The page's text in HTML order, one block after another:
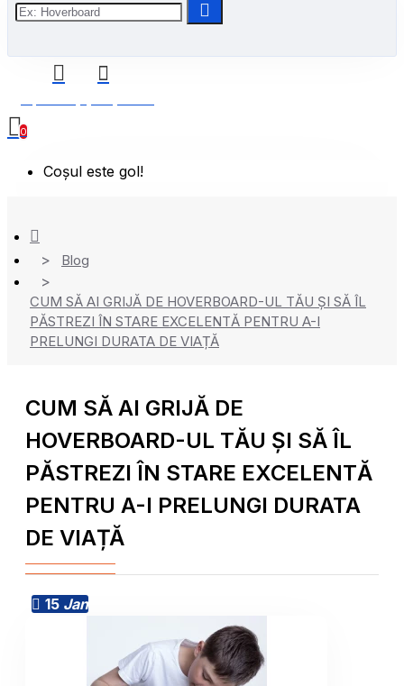
0
Coșul este gol!
Blog
CUM SĂ AI GRIJĂ DE HOVERBOARD-UL TĂU ȘI SĂ ÎL
PĂSTREZI ÎN STARE EXCELENTĂ PENTRU A-I
PRELUNGI DURATA DE VIAȚĂ
CUM SĂ AI GRIJĂ DE
HOVERBOARD-UL TĂU ȘI SĂ ÎL
PĂSTREZI ÎN STARE EXCELENTĂ
PENTRU A-I PRELUNGI DURATA
DE VIAȚĂ
15 Jan